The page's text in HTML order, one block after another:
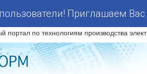
Приглашаем
по технологиям производства